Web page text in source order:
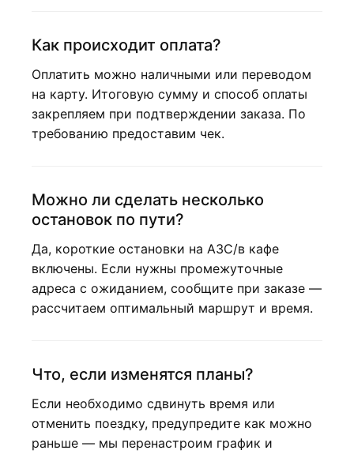
Как происходит оплата?
Оплатить можно наличными или переводом
на карту. Итоговую сумму и способ оплаты
закрепляем при подтверждении заказа. По
требованию предоставим чек.
Можно ли сделать несколько
остановок по пути?
Да, короткие остановки на АЗС/в кафе
включены. Если нужны промежуточные
адреса с ожиданием, сообщите при заказе —
рассчитаем оптимальный маршрут и время.
Что, если изменятся планы?
Если необходимо сдвинуть время или
отменить поездку, предупредите как можно
раньше — мы перенастроим график и